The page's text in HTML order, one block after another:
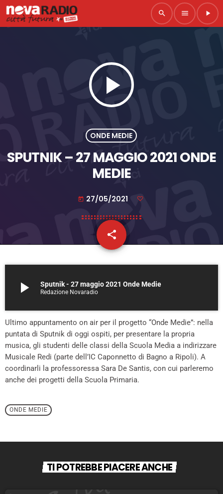
search menu play_arrow
play_arrow
ONDE MEDIE
SPUTNIK – 27 MAGGIO 2021 ONDE
MEDIE
today 27/05/2021
share
email
play_arrow Sputnik - 27 maggio 2021 Onde Medie
Redazione Novaradio
Ultimo appuntamento on air per il progetto “Onde Medie”: nella
puntata di Sputnik di oggi ospiti, per presentare la propria
musica, gli studenti delle classi della Scuola Media a indirizzare
Musicale Redi (parte dell’IC Caponnetto di Bagno a Ripoli). A
coordinarli la professoressa Sara De Santis, con cui parleremo
anche dei progetti della Scuola Primaria.
ONDE MEDIE
TI POTREBBE PIACERE ANCHE